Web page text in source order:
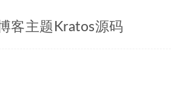
客主题Kratos源码